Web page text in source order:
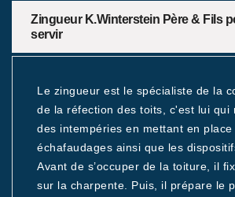
Zingueur K.Winterstein Père & Fils
servir
Le zingueur est le spécialiste de la
de la réfection des toits, c'est lui qui
des intempéries en mettant en place
échafaudages ainsi que les
Avant de s’occuper de la toiture, il
sur la charpente. Puis, il prépare le